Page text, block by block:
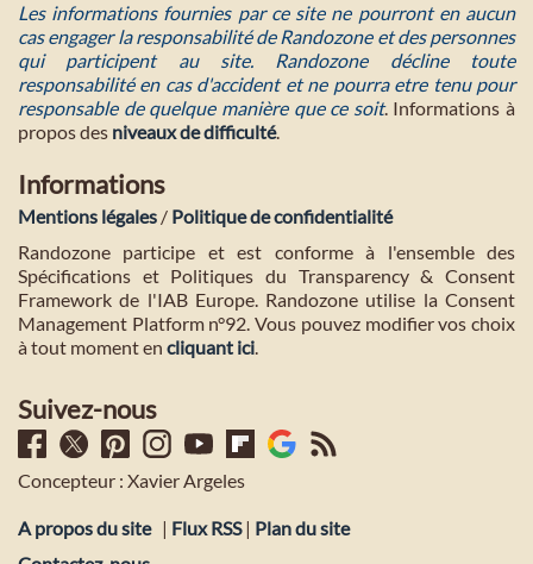
Les informations fournies par ce site ne pourront en aucun
cas engager la responsabilité de Randozone et des personnes
qui participent au site. Randozone décline toute
responsabilité en cas d'accident et ne pourra etre tenu pour
responsable de quelque manière que ce soit. Informations à
propos des niveaux de difficulté.
Informations
Mentions légales / Politique de confidentialité
Randozone participe et est conforme à l'ensemble des
Spécifications et Politiques du Transparency & Consent
Framework de l'IAB Europe. Randozone utilise la Consent
Management Platform n°92. Vous pouvez modifier vos choix
à tout moment en cliquant ici.
Suivez-nous
Concepteur : Xavier Argeles
A propos du site | Flux RSS| Plan du site